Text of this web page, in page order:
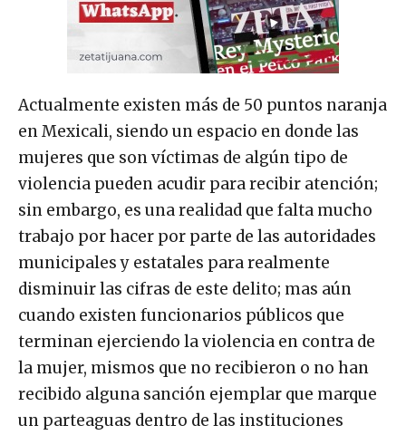
Actualmente existen más de 50 puntos naranja
en Mexicali, siendo un espacio en donde las
mujeres que son víctimas de algún tipo de
violencia pueden acudir para recibir atención;
sin embargo, es una realidad que falta mucho
trabajo por hacer por parte de las autoridades
municipales y estatales para realmente
disminuir las cifras de este delito; mas aún
cuando existen funcionarios públicos que
terminan ejerciendo la violencia en contra de
la mujer, mismos que no recibieron o no han
recibido alguna sanción ejemplar que marque
un parteaguas dentro de las instituciones